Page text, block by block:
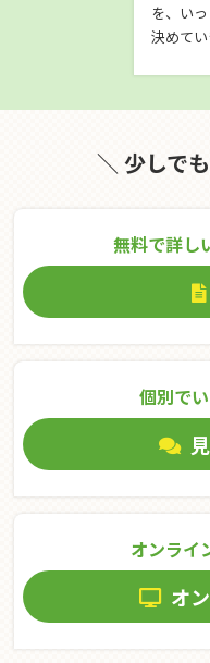
を、い
決めてい
＼ 少しで
無料で詳し
個別で
オンライ
オ